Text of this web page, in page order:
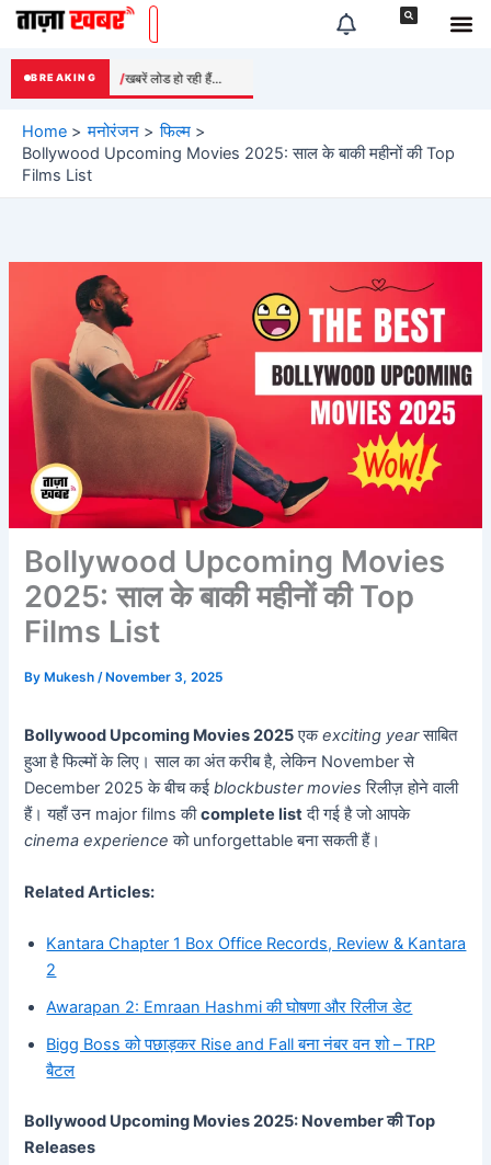
Skip
content
BREAKING खबरें लोड हो रही हैं...
Home मनोरंजन
फिल्म
Bollywood Upcoming Movies 2025: साल के बाकी महीनों की Top
Films List
Bollywood Upcoming Movies
2025: साल के बाकी महीनों की Top
Films List
By Mukesh/ November 3, 2025
Bollywood Upcoming Movies 2025एकexciting yearसाबित
हुआ है फिल्मों के लिए। साल का अंत करीब है, लेकिन November से
December 2025 के बीच कईblockbuster movies रिलीज़ होने वाली
हैं। यहाँ उन major films कीcomplete listदी गई है जो आपके
cinema experience को unforgettable बना सकती हैं।
Related Articles:
Kantara Chapter 1 Box Office Records, Review & Kantara
2
Awarapan 2: Emraan Hashmi की घोषणा और रिलीज डेट
Bigg Boss को पछाड़कर Rise and Fall बना नंबर वन शो – TRP
बैटल
Bollywood Upcoming Movies 2025: November की Top
Releases